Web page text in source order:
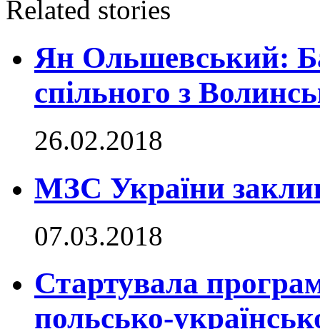
Related stories
Ян Ольшевський:
спільного з
26.02.2018
МЗС України
07.03.2018
Стартувала
польсько-